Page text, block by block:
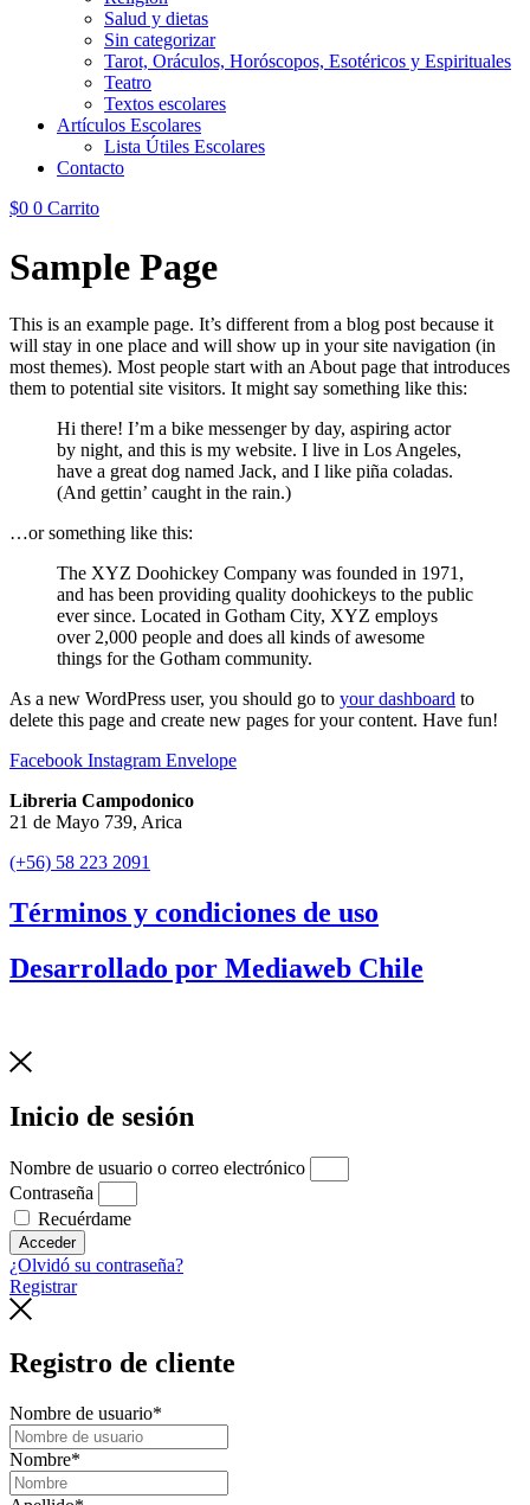
Salud y dietas
Sin categorizar
Tarot, Oráculos, Horóscopos, Esotéricos y Espirituales
Teatro
Textos escolares
Artículos Escolares
Lista Útiles Escolares
Contacto
$0 0 Carrito
Sample Page
This is an example page. It’s different from a blog post because it
will stay in one place and will show up in your site navigation (in
most themes). Most people start with an About page that introduces
them to potential site visitors. It might say something like this:
Hi there! I’m a bike messenger by day, aspiring actor
by night, and this is my website. I live in Los Angeles,
have a great dog named Jack, and I like piña coladas.
(And gettin’ caught in the rain.)
…or something like this:
The XYZ Doohickey Company was founded in 1971,
and has been providing quality doohickeys to the public
ever since. Located in Gotham City, XYZ employs
over 2,000 people and does all kinds of awesome
things for the Gotham community.
As a new WordPress user, you should go to your dashboard to
delete this page and create new pages for your content. Have fun!
Facebook Instagram Envelope
Libreria Campodonico
21 de Mayo 739, Arica
(+56) 58 223 2091
Términos y condiciones de uso
Desarrollado por Mediaweb Chile
Inicio de sesión
Nombre de usuario o correo electrónico
Contraseña
Recuérdame
Acceder
¿Olvidó su contraseña?
Registrar
Registro de cliente
Nombre de usuario*
Nombre*